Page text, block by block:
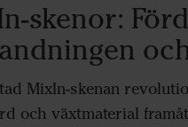
skenor:
MixIn-skenan
och växtmaterial